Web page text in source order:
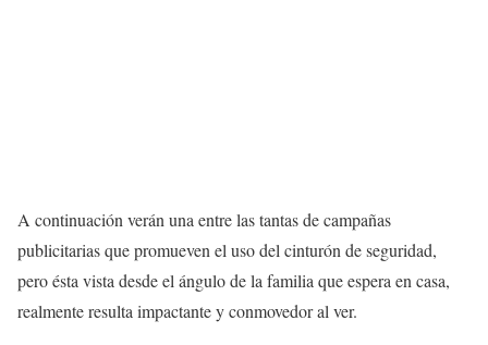
A continuación verán una entre las tantas de campañas
publicitarias que promueven el uso del cinturón de seguridad,
pero ésta vista desde el ángulo de la familia que espera en casa,
realmente resulta impactante y conmovedor al ver.